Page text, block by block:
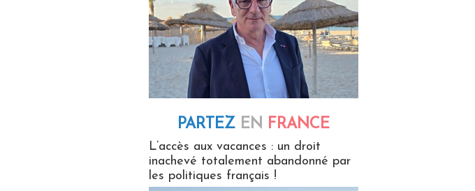
PARTEZ EN FRANCE
L’accès aux vacances : un droit
inachevé totalement abandonné par
les politiques français !